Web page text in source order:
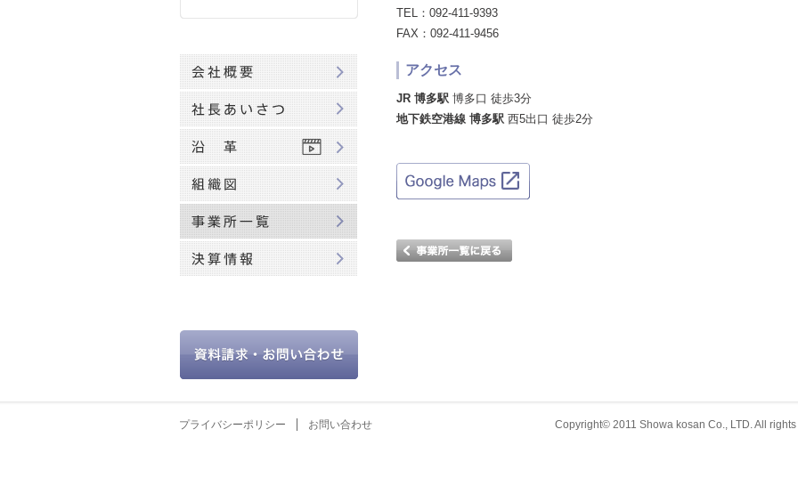
TEL：092-411-9393
FAX：092-411-9456
アクセス
JR 博多駅 博多口 徒歩3分
地下鉄空港線 博多駅 西5出口 徒歩2分
プライバシーポリシー お問い合わせ Copyright© 2011 Showa kosan Co., LTD. All